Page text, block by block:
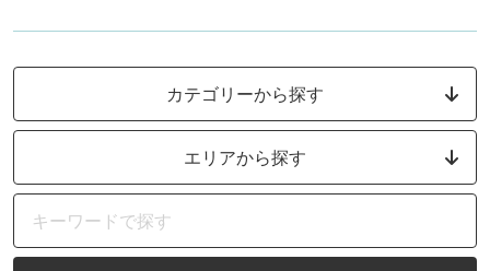
カテゴリーから探す
エリアから探す